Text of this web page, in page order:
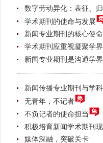
数字劳动异化：表征、
学术期刊的使命与发展
新闻专业期刊的核心使
学术期刊应重视凝聚学
新闻专业期刊是沟通学
新闻传播专业期刊与学
无青年，不记者
不负记者的使命担当
积极培育新闻学术期刊
媒体深融，突破关卡